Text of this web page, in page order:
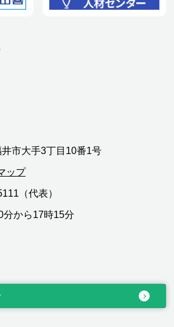
市大手3丁目10番1号
ップ
（代表）
から17時15分